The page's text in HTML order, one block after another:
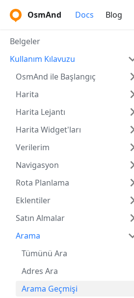
OsmAnd Docs Blog
Belgeler
Kullanım Kılavuzu
OsmAnd ile Başlangıç
Harita
Harita Lejantı
Harita Widget'ları
Verilerim
Navigasyon
Rota Planlama
Eklentiler
Satın Almalar
Arama
Tümünü Ara
Adres Ara
Arama Geçmişi